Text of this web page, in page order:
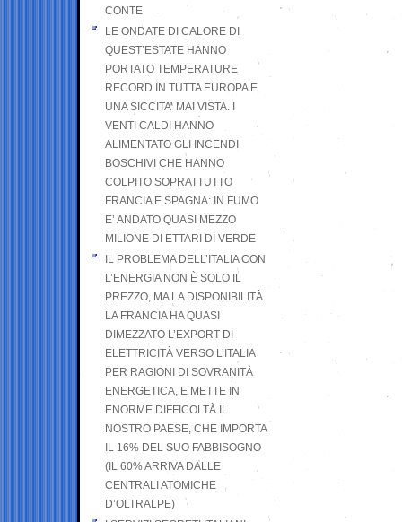
CONTE
LE ONDATE DI CALORE DI
QUEST’ESTATE HANNO
PORTATO TEMPERATURE
RECORD IN TUTTA EUROPA E
UNA SICCITA’ MAI VISTA. I
VENTI CALDI HANNO
ALIMENTATO GLI INCENDI
BOSCHIVI CHE HANNO
COLPITO SOPRATTUTTO
FRANCIA E SPAGNA: IN FUMO
E’ ANDATO QUASI MEZZO
MILIONE DI ETTARI DI VERDE
IL PROBLEMA DELL’ITALIA CON
L’ENERGIA NON È SOLO IL
PREZZO, MA LA DISPONIBILITÀ.
LA FRANCIA HA QUASI
DIMEZZATO L’EXPORT DI
ELETTRICITÀ VERSO L’ITALIA
PER RAGIONI DI SOVRANITÀ
ENERGETICA, E METTE IN
ENORME DIFFICOLTÀ IL
NOSTRO PAESE, CHE IMPORTA
IL 16% DEL SUO FABBISOGNO
(IL 60% ARRIVA DALLE
CENTRALI ATOMICHE
D’OLTRALPE)